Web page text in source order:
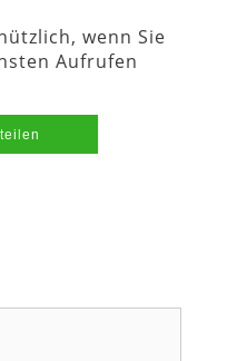
wenn Sie
Aufrufen
teilen